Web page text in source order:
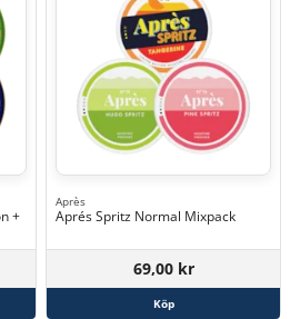
+
Après
Aprés Spritz Normal Mixpack
69,00 kr
Köp